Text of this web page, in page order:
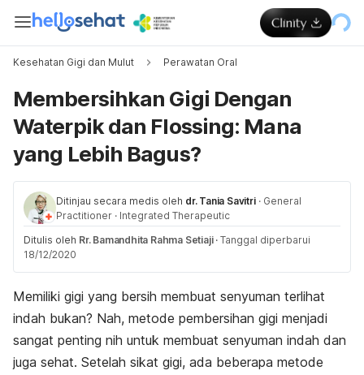
Kesehatan Gigi dan Mulut Perawatan Oral
Membersihkan Gigi Dengan
Waterpik dan Flossing: Mana
yang Lebih Bagus?
Ditinjau secara medis oleh dr. Tania Savitri · General
Practitioner · Integrated Therapeutic
Ditulis oleh Rr. Bamandhita Rahma Setiaji · Tanggal diperbarui
18/12/2020
Memiliki gigi yang bersih membuat senyuman terlihat
indah bukan? Nah, metode pembersihan gigi menjadi
sangat penting nih untuk membuat senyuman indah dan
juga sehat. Setelah sikat gigi, ada beberapa metode